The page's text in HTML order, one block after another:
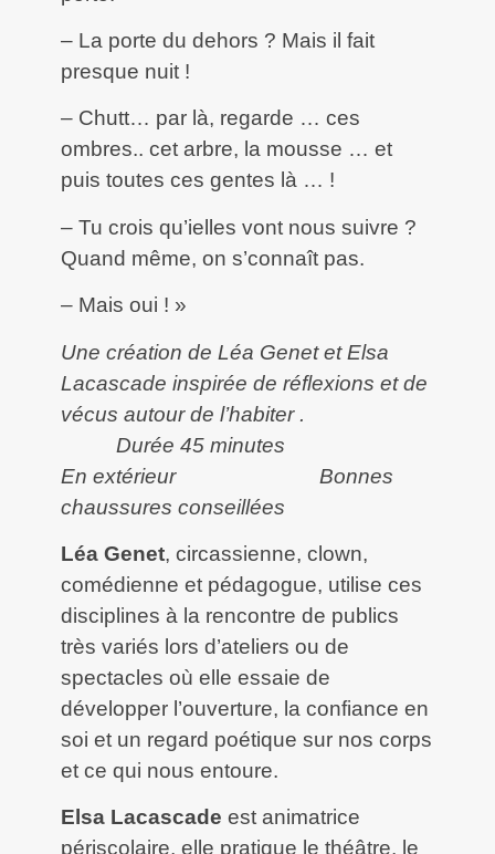
– La porte du dehors ? Mais il fait
presque nuit !
– Chutt… par là, regarde … ces
ombres.. cet arbre, la mousse … et
puis toutes ces gentes là … !
– Tu crois qu’ielles vont nous suivre ?
Quand même, on s’connaît pas.
– Mais oui ! »
Une création de Léa Genet et Elsa
Lacascade inspirée de réflexions et de
vécus autour de l’habiter .
Durée 45 minutes
En extérieur Bonnes
chaussures conseillées
Léa Genet, circassienne, clown,
comédienne et pédagogue, utilise ces
disciplines à la rencontre de publics
très variés lors d’ateliers ou de
spectacles où elle essaie de
développer l’ouverture, la confiance en
soi et un regard poétique sur nos corps
et ce qui nous entoure.
Elsa Lacascade est animatrice
périscolaire, elle pratique le théâtre, le